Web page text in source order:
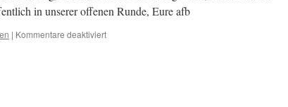
in unserer offenen Runde, Eure afb
| Kommentare deaktiviertfür